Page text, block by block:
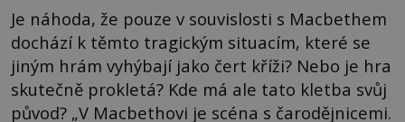
Je náhoda, že pouze v souvislosti s Macbethem
dochází k těmto tragickým situacím, které se
jiným hrám vyhýbají jako čert kříži? Nebo je hra
skutečně prokletá? Kde má ale tato kletba svůj
původ? „V Macbethovi je scéna s čarodějnicemi.